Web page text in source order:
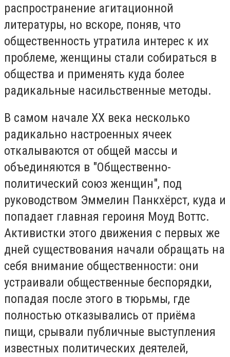
распространение агитационной
литературы, но вскоре, поняв, что
общественность утратила интерес к их
проблеме, женщины стали собираться в
общества и применять куда более
радикальные насильственные методы.
В самом начале ХХ века несколько
радикально настроенных ячеек
откалываются от общей массы и
объединяются в "Общественно-
политический союз женщин", под
руководством Эммелин Панкхёрст, куда и
попадает главная героиня Моуд Воттс.
Активистки этого движения с первых же
дней существования начали обращать на
себя внимание общественности: они
устраивали общественные беспорядки,
попадая после этого в тюрьмы, где
полностью отказывались от приёма
пищи, срывали публичные выступления
известных политических деятелей,